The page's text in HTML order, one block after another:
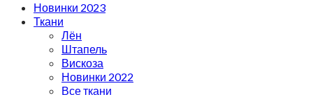
Новинки 2023
Ткани
Лён
Штапель
Вискоза
Новинки 2022
Все ткани